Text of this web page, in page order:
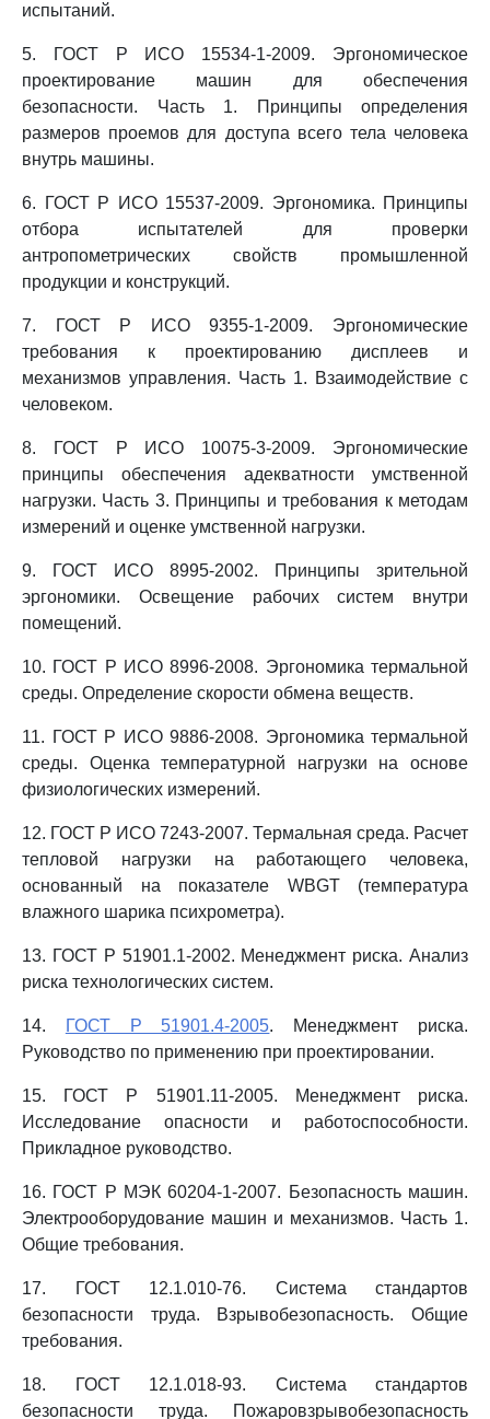
испытаний.
5. ГОСТ Р ИСО 15534-1-2009. Эргономическое
проектирование машин для обеспечения
безопасности. Часть 1. Принципы определения
размеров проемов для доступа всего тела человека
внутрь машины.
6. ГОСТ Р ИСО 15537-2009. Эргономика. Принципы
отбора испытателей для проверки
антропометрических свойств промышленной
продукции и конструкций.
7. ГОСТ Р ИСО 9355-1-2009. Эргономические
требования к проектированию дисплеев и
механизмов управления. Часть 1. Взаимодействие с
человеком.
8. ГОСТ Р ИСО 10075-3-2009. Эргономические
принципы обеспечения адекватности умственной
нагрузки. Часть 3. Принципы и требования к методам
измерений и оценке умственной нагрузки.
9. ГОСТ ИСО 8995-2002. Принципы зрительной
эргономики. Освещение рабочих систем внутри
помещений.
10. ГОСТ Р ИСО 8996-2008. Эргономика термальной
среды. Определение скорости обмена веществ.
11. ГОСТ Р ИСО 9886-2008. Эргономика термальной
среды. Оценка температурной нагрузки на основе
физиологических измерений.
12. ГОСТ Р ИСО 7243-2007. Термальная среда. Расчет
тепловой нагрузки на работающего человека,
основанный на показателе WBGT (температура
влажного шарика психрометра).
13. ГОСТ Р 51901.1-2002. Менеджмент риска. Анализ
риска технологических систем.
14. ГОСТ Р 51901.4-2005. Менеджмент риска.
Руководство по применению при проектировании.
15. ГОСТ Р 51901.11-2005. Менеджмент риска.
Исследование опасности и работоспособности.
Прикладное руководство.
16. ГОСТ Р МЭК 60204-1-2007. Безопасность машин.
Электрооборудование машин и механизмов. Часть 1.
Общие требования.
17. ГОСТ 12.1.010-76. Система стандартов
безопасности труда. Взрывобезопасность. Общие
требования.
18. ГОСТ 12.1.018-93. Система стандартов
безопасности труда. Пожаровзрывобезопасность